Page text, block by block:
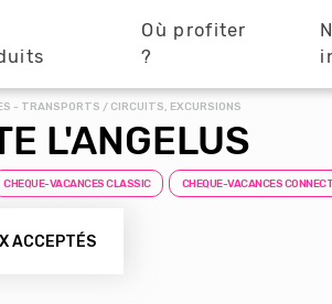
Où profiter
?
- TRANSPORTS / CIRCUITS, EXCURSIONS
L'ANGELUS
CHEQUE-VACANCES CLASSIC CHEQUE-VACANCES
ACCEPTÉS